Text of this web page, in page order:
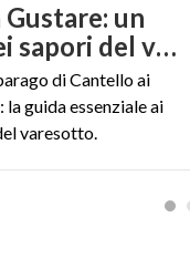
Gustare: un
viaggio nei sapori del varesotto
di Cantello ai
guida essenziale ai
varesotto.